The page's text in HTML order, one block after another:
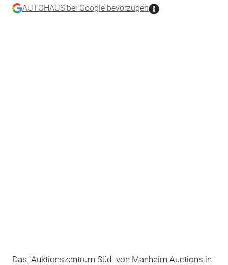
AUTOHAUS bei Google bevorzugen
Das "Auktionszentrum Süd" von Manheim Auctions in